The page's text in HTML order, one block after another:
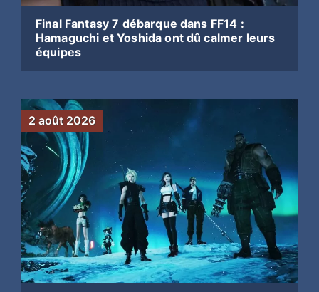
Final Fantasy 7 débarque dans FF14 :
Hamaguchi et Yoshida ont dû calmer leurs
équipes
2 août 2026